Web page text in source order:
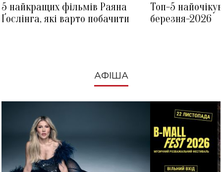
5 найкращих фільмів Раяна
Ґослінга, які варто побачити
Топ-5
березня-2026
АФІША